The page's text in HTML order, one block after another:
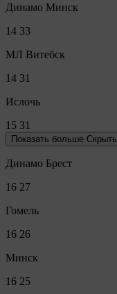
Динамо Минск
14 33
МЛ Витебск
14 31
Ислочь
15 31
Показать больше Скрыть
Динамо Брест
16 27
Гомель
16 26
Минск
16 25